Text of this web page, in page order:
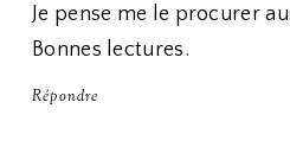
Je pense me le procurer
Bonnes lectures.
Répondre